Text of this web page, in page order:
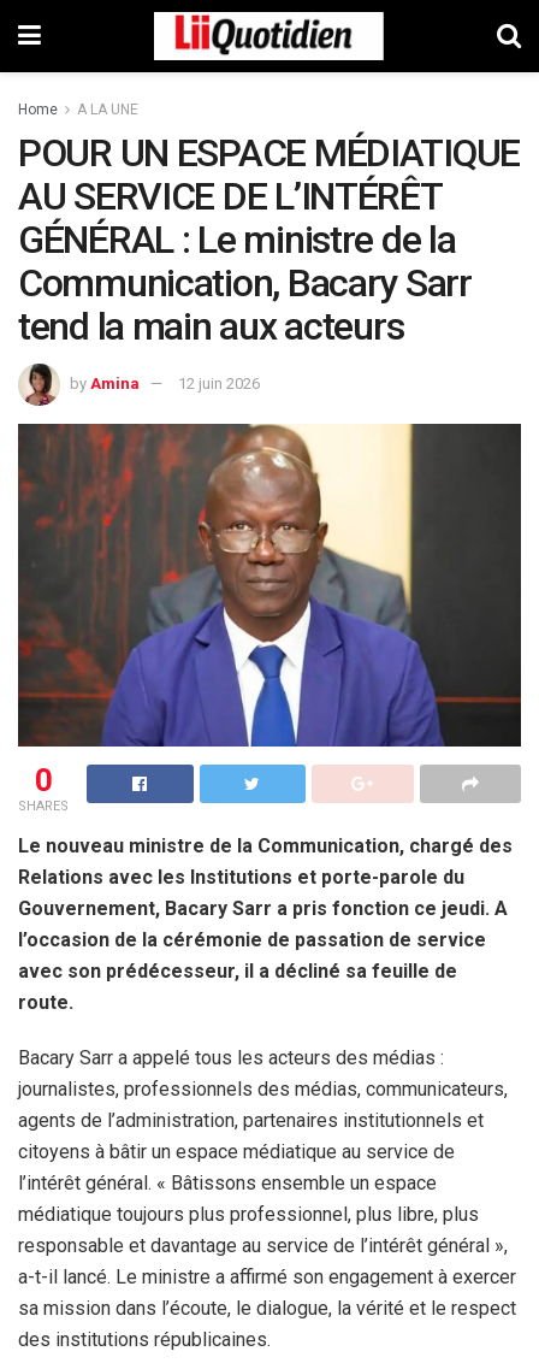
Home A LA UNE
POUR UN ESPACE MÉDIATIQUE
AU SERVICE DE L’INTÉRÊT
GÉNÉRAL : Le ministre de la
Communication, Bacary Sarr
tend la main aux acteurs
by Amina 12 juin 2026
0
SHARES
Le nouveau ministre de la Communication, chargé des
Relations avec les Institutions et porte-parole du
Gouvernement, Bacary Sarr a pris fonction ce jeudi. A
l’occasion de la cérémonie de passation de service
avec son prédécesseur, il a décliné sa feuille de
route.
Bacary Sarr a appelé tous les acteurs des médias :
journalistes, professionnels des médias, communicateurs,
agents de l’administration, partenaires institutionnels et
citoyens à bâtir un espace médiatique au service de
l’intérêt général. « Bâtissons ensemble un espace
médiatique toujours plus professionnel, plus libre, plus
responsable et davantage au service de l’intérêt général »,
a-t-il lancé. Le ministre a affirmé son engagement à exercer
sa mission dans l’écoute, le dialogue, la vérité et le respect
des institutions républicaines.